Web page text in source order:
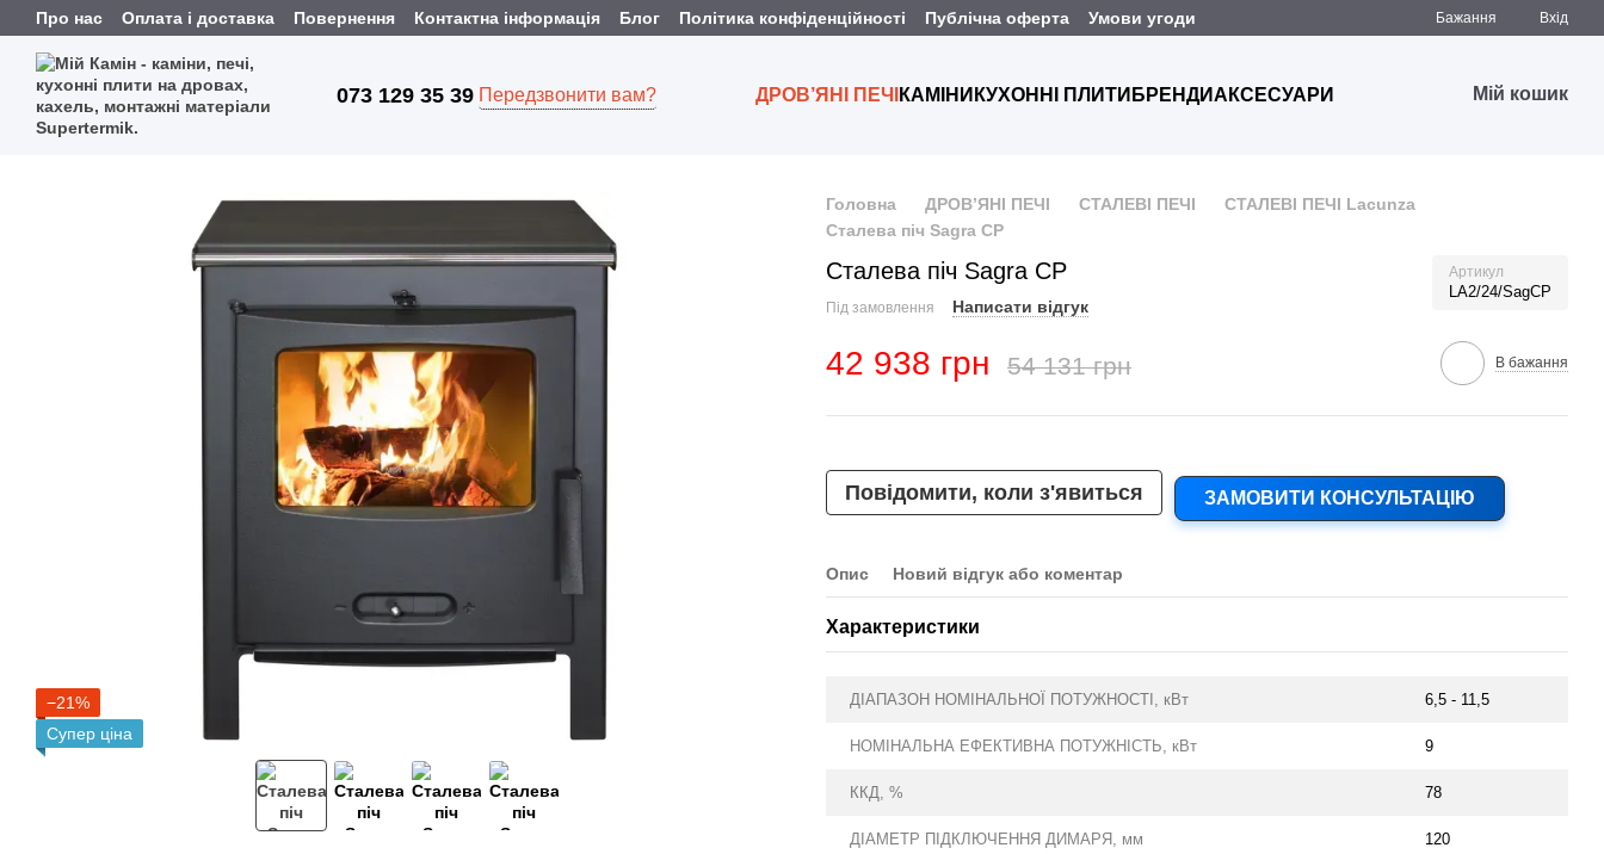
Перейти до основного контенту
Про нас Оплата і доставка Повернення Контактна інформація Блог Політика конфіденційності Публічна оферта Умови угоди Бажання Вхід
073 129 35 39 Передзвонити вам? ДРОВ’ЯНІ ПЕЧІ КАМІНИ КУХОННІ ПЛИТИ БРЕНДИАКСЕСУАРИ Мій кошик
−21%
Супер ціна
Головна ДРОВ’ЯНІ ПЕЧІ СТАЛЕВІ ПЕЧІ
СТАЛЕВІ ПЕЧІ Lacunza
Сталева піч Sagra CР
Сталева піч Sagra CР Артикул
LA2/24/SagCP
Під замовлення Написати відгук
42 938 грн 54 131 грн В бажання
Повідомити, коли з'явиться ЗАМОВИТИ КОНСУЛЬТАЦІЮ
Опис Новий відгук або коментар
Характеристики
ДІАПАЗОН НОМІНАЛЬНОЇ ПОТУЖНОСТІ, кВт 6,5 - 11,5
НОМІНАЛЬНА ЕФЕКТИВНА ПОТУЖНІСТЬ, кВт 9
ККД, % 78
ДІАМЕТР ПІДКЛЮЧЕННЯ ДИМАРЯ, мм 120